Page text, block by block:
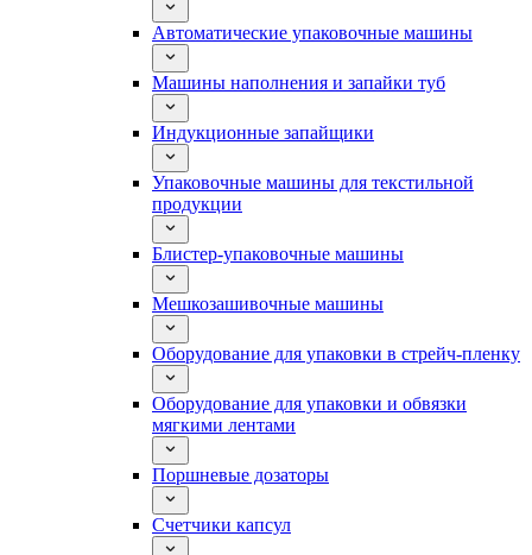
Автоматические упаковочные машины
Машины наполнения и запайки туб
Индукционные запайщики
Упаковочные машины для текстильной
продукции
Блистер-упаковочные машины
Мешкозашивочные машины
Оборудование для упаковки в стрейч-пленку
Оборудование для упаковки и обвязки
мягкими лентами
Поршневые дозаторы
Счетчики капсул